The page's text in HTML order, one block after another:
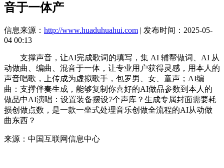
音于一体产
信息来源： http://www.huaduhuahui.com | 发布时间：2025-05-
04 00:13
支撑声音，让AI完成歌词的填写，集 AI 辅帮做词、AI 从
动做曲、编曲、混音于一体，让专业用户获得灵感，用本人的
声音唱歌，上传成为虚拟歌手，包罗男、女、童声；AI编
曲：支撑伴奏生成，能够复制你喜好的AI做品参数到本人的
做品中AI演唱：设置装备摆设7个声库？生成专属封面需要耗
损创做点数，是一款一坐式处理音乐创做全流程的AI从动做
曲东西？
来源：中国互联网信息中心